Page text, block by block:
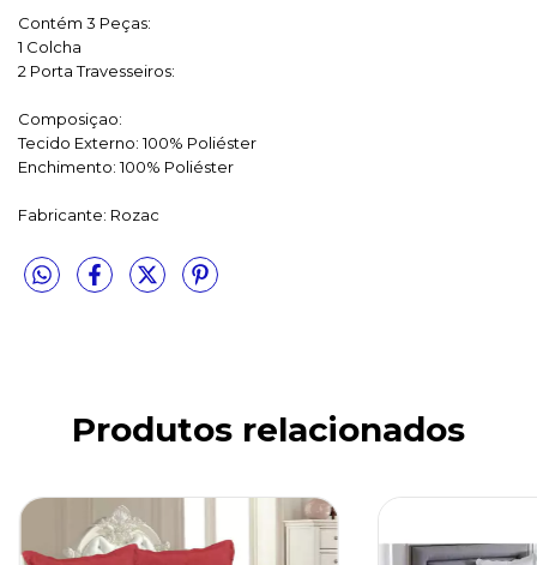
Contém 3 Peças:
1 Colcha
2 Porta Travesseiros:
Composiçao:
Tecido Externo: 100% Poliéster
Enchimento: 100% Poliéster
Fabricante: Rozac
Produtos relacionados